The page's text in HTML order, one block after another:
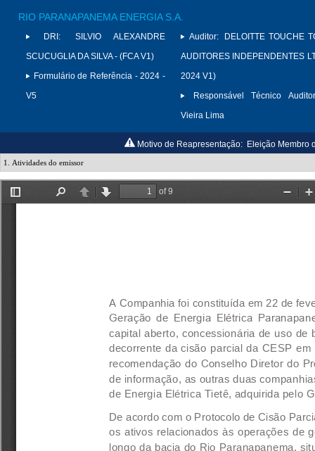
RIO PARANAPANEMA ENERGIA S.A.
DRI:
SILVIO ALEXANDRE
SCUCUGLIA DA SILVA - (FCA V1)
Formulário de Referência - 2024 -
V5
Auditor:
DELOITTE TOUCHE
AUDITORES INDEPENDENTES
2024 V1)
Responsável Técnico
Vieira Lima
Motivo de Reapresentação: Eleição Membro